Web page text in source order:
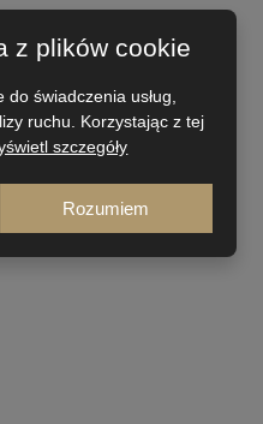
z plików cookie
świadczenia usług,
ruchu. Korzystając z tej
szczegóły
Rozumiem